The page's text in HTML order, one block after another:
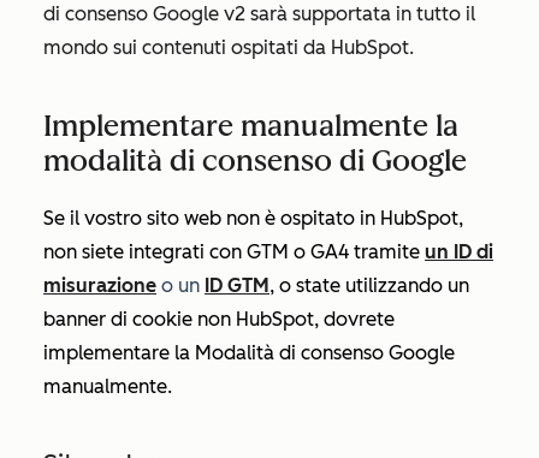
di consenso Google v2 sarà supportata in tutto il
mondo sui contenuti ospitati da HubSpot.
Implementare manualmente la
modalità di consenso di Google
Se il vostro sito web non è ospitato in HubSpot,
non siete integrati con GTM o GA4 tramite un ID di
misurazione o un ID GTM, o state utilizzando un
banner di cookie non HubSpot, dovrete
implementare la Modalità di consenso Google
manualmente.